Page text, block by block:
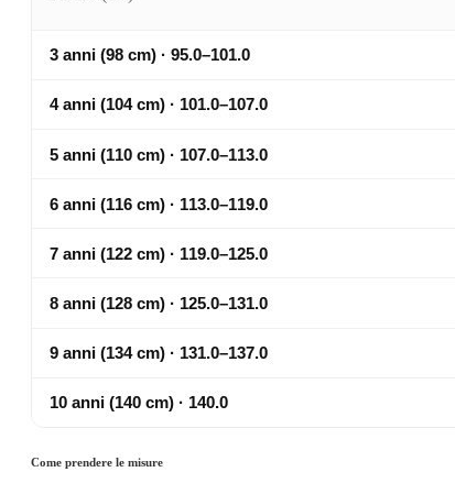
3 anni (98 cm) · 95.0–101.0
4 anni (104 cm) · 101.0–107.0
5 anni (110 cm) · 107.0–113.0
6 anni (116 cm) · 113.0–119.0
7 anni (122 cm) · 119.0–125.0
8 anni (128 cm) · 125.0–131.0
9 anni (134 cm) · 131.0–137.0
10 anni (140 cm) · 140.0
Come prendere le misure